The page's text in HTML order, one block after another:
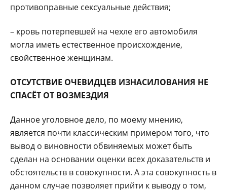
противоправные сексуальные действия;
– кровь потерпевшей на чехле его автомобиля
могла иметь естественное происхождение,
свойственное женщинам.
ОТСУТСТВИЕ ОЧЕВИДЦЕВ ИЗНАСИЛОВАНИЯ НЕ
СПАСЁТ ОТ ВОЗМЕЗДИЯ
Данное уголовное дело, по моему мнению,
является почти классическим примером того, что
вывод о виновности обвиняемых может быть
сделан на основании оценки всех доказательств и
обстоятельств в совокупности. А эта совокупность в
данном случае позволяет прийти к выводу о том,